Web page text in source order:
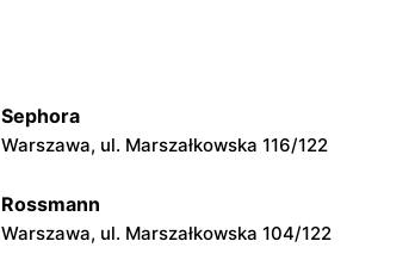
Żabka
Żabka
Sephora
Warszawa, ul. Marszałkowska 116/122
Rossmann
Warszawa, ul. Marszałkowska 104/122